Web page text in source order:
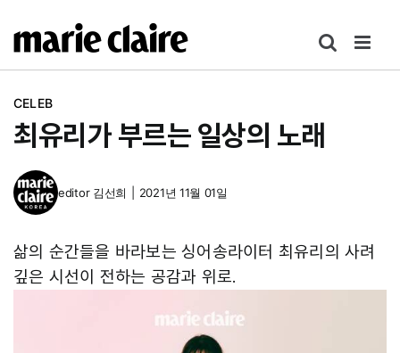
텐
건CELEB
최유리가 부르는 일상의 노래
editor 김선희 2021년 11월 01일
삶의 순간들을 바라보는 싱어송라이터 최유리의 사려
깊은 시선이 전하는 공감과 위로.